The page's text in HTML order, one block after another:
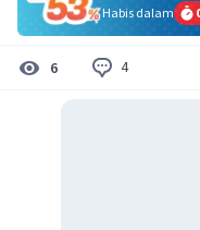
Habis dalam
6 4